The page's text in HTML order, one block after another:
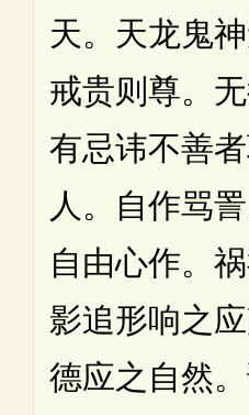
天。天龙鬼神
戒贵则尊。
有忌讳不善
人。自作骂
自由心作。
影追形响之
德应之自然。